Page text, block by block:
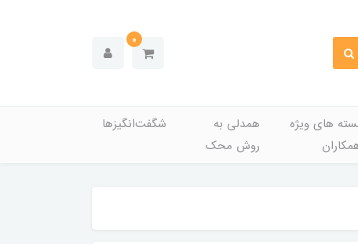
0
های ویژه
همدلی به
روش محک
شگفت‌انگیزها